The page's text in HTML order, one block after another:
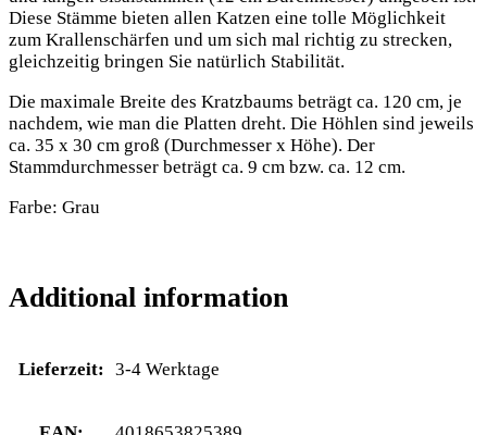
Diese Stämme bieten allen Katzen eine tolle Möglichkeit
zum Krallenschärfen und um sich mal richtig zu strecken,
gleichzeitig bringen Sie natürlich Stabilität.
Die maximale Breite des Kratzbaums beträgt ca. 120 cm, je
nachdem, wie man die Platten dreht. Die Höhlen sind jeweils
ca. 35 x 30 cm groß (Durchmesser x Höhe). Der
Stammdurchmesser beträgt ca. 9 cm bzw. ca. 12 cm.
Farbe: Grau
Additional information
Lieferzeit: 3-4 Werktage